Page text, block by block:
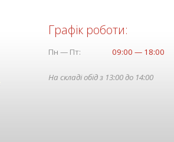
Графік роботи:
Пн — Пт: 09:00 — 18:00
На складі обід з 13:00 до 14:00